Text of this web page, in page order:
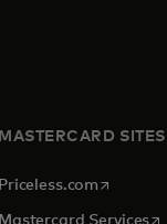
MASTERCARD SITES
Priceless.com opens in
Mastercard Services